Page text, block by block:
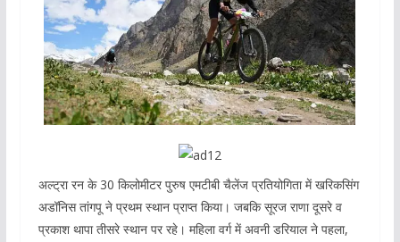
अल्ट्रा रन के 30 किलोमीटर पुरुष एमटीबी चैलेंज प्रतियोगिता में खरिकसिंग
अडॉनिस तांगपू ने प्रथम स्थान प्राप्त किया। जबकि सूरज राणा दूसरे व
प्रकाश थापा तीसरे स्थान पर रहे। महिला वर्ग में अवनी डरियाल ने पहला,